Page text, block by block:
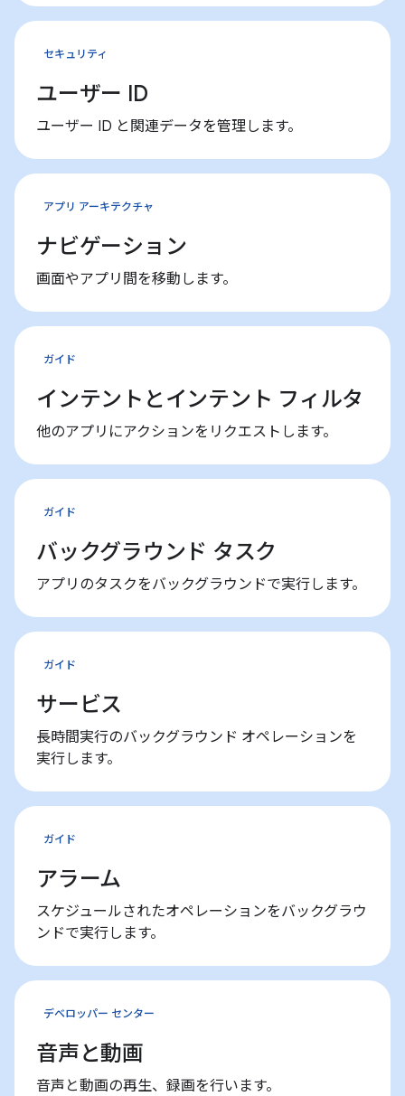
セキュリティ
ユーザー ID
ユーザー ID と関連データを管理します。
アプリ アーキテクチャ
ナビゲーション
画面やアプリ間を移動します。
ガイド
インテントとインテント フィルタ
他のアプリにアクションをリクエストします。
ガイド
バックグラウンド タスク
アプリのタスクをバックグラウンドで実行します。
ガイド
サービス
長時間実行のバックグラウンド オペレーションを
実行します。
ガイド
アラーム
スケジュールされたオペレーションをバックグラウ
ンドで実行します。
デベロッパー センター
音声と動画
音声と動画の再生、録画を行います。